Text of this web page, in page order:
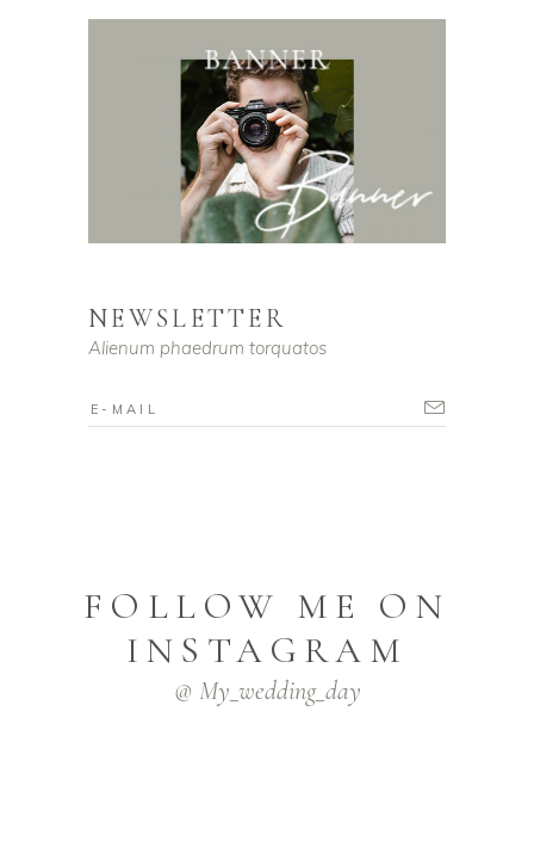
NEWSLETTER
Alienum phaedrum torquatos
FOLLOW ME ON
INSTAGRAM
@ My_wedding_day